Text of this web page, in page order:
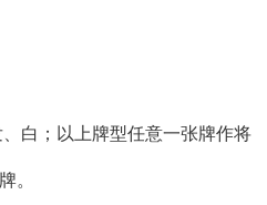
白；以上牌型任意一张牌作将
。